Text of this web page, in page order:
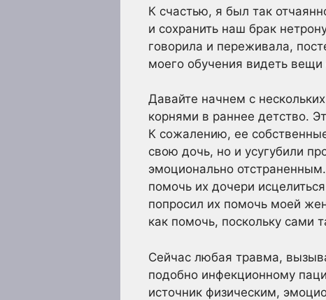
К счастью, я был так
и сохранить наш брак
говорила и переживала,
моего обучения видеть вещи
Давайте начнем с
корнями в раннее детство.
К сожалению, ее
свою дочь, но и усугубили
эмоционально
помочь их дочери
попросил их помочь моей
как помочь, поскольку сами
Сейчас любая травма,
подобно инфекционному
источник физическим,